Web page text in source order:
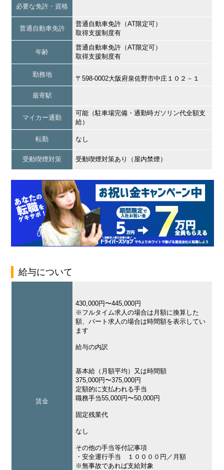
必要な免許・資格
普通自動車免許
普通自動車免許（AT限定可）
取得支援制度有
年齢
普通自動車免許（AT限定可）
取得支援制度有
勤務地
〒598-0002大阪府泉佐野市中庄１０２－１
最寄駅
マイカー通勤
可能（駐車場完備・通勤時ガソリン代全額支
給）
転勤 なし
受動喫煙対策 受動喫煙対策あり（屋内禁煙）
給与について
賃金
430,000円〜445,000円
※フルタイム求人の場合は月額に換算した
額、パート求人の場合は時間額を表示してい
ます
給与の内訳
基本給（月額平均）又は時間額
375,000円〜375,000円
定額的に支払われる手当
職務手当55,000円〜50,000円
固定残業代
なし
その他の手当等付記事項
・安全運行手当 １００００円／月額
※無事故であれば支給対象